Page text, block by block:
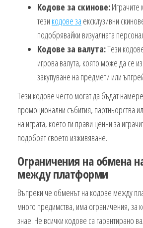
Кодове за скинове:Играчите
тези кодове за ексклузивни
подобрявайки визуалната
Кодове за валута:Тези
игрова валута, която може да се
закупуване на предмети или
Тези кодове често могат да бъдат
промоционални събития, партньорства
на играта, което ги прави ценни за
подобрят своето изживяване.
Ограничения на обмена
между платформи
Въпреки че обменът на кодове между
много предимства, има ограничения, за
знае. Не всички кодове са гарантирано